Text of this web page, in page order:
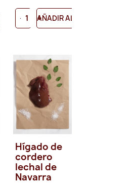
- +
AÑADIR AL CARRITO
Hígado de
cordero
lechal de
Navarra